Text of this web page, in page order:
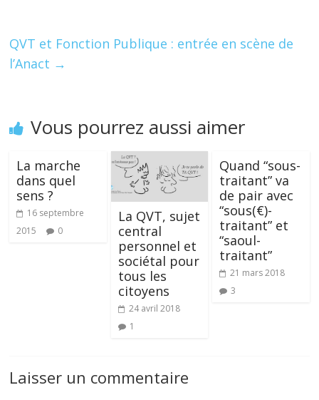
QVT et Fonction Publique : entrée en scène de
l’Anact →
Vous pourrez aussi aimer
La marche
dans quel
sens ?
16 septembre
2015
0
La QVT, sujet
central
personnel et
sociétal pour
tous les
citoyens
24 avril 2018
1
Quand “sous-
traitant” va
de pair avec
“sous(€)-
traitant” et
“saoul-
traitant”
21 mars 2018
3
Laisser un commentaire